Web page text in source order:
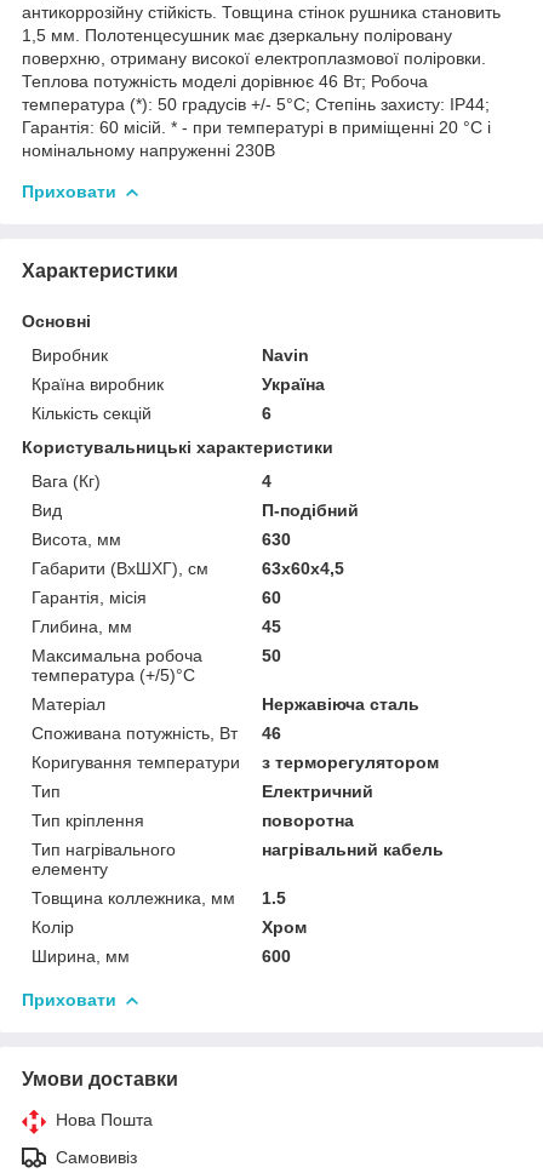
антикоррозійну стійкість. Товщина стінок рушника становить
1,5 мм. Полотенцесушник має дзеркальну поліровану
поверхню, отриману високої електроплазмової поліровки.
Теплова потужність моделі дорівнює 46 Вт; Робоча
температура (*): 50 градусів +/- 5°C; Степінь захисту: IP44;
Гарантія: 60 місій. * - при температурі в приміщенні 20 °С і
номінальному напруженні 230В
Приховати
Характеристики
Основні
Виробник
Navin
Країна виробник
Україна
Кількість секцій
6
Користувальницькі характеристики
Вага (Кг)
4
Вид
П-подібний
Висота, мм
630
Габарити (ВхШХГ), см
63x60x4,5
Гарантія, місія
60
Глибина, мм
45
Максимальна робоча
температура (+/5)°C
50
Матеріал
Нержавіюча сталь
Споживана потужність, Вт
46
Коригування температури
з терморегулятором
Тип
Електричний
Тип кріплення
поворотна
Тип нагрівального
елементу
нагрівальний кабель
Товщина коллежника, мм
1.5
Колір
Хром
Ширина, мм
600
Приховати
Умови доставки
Нова Пошта
Самовивіз